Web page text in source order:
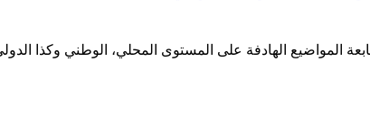
المواضيع الهادفة على المستوى المحلي، الوطني وكذا